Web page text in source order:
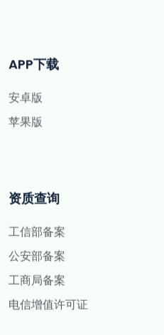
APP下载
安卓版
苹果版
资质查询
工信部备案
公安部备案
工商局备案
电信增值许可证